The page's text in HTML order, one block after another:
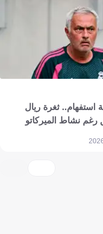
استفهام.. ثغرة ريال
رغم نشاط الميركاتو